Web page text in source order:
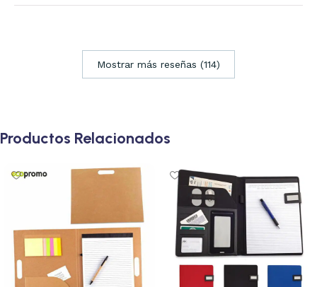
Mostrar más reseñas (114)
Productos Relacionados